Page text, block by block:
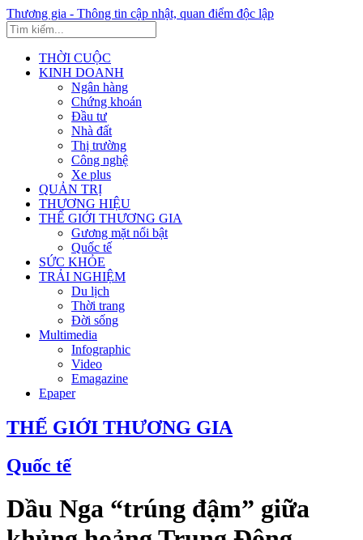
Thương gia - Thông tin cập nhật, quan điểm độc lập
THỜI CUỘC
KINH DOANH
Ngân hàng
Chứng khoán
Đầu tư
Nhà đất
Thị trường
Công nghệ
Xe plus
QUẢN TRỊ
THƯƠNG HIỆU
THẾ GIỚI THƯƠNG GIA
Gương mặt nổi bật
Quốc tế
SỨC KHỎE
TRẢI NGHIỆM
Du lịch
Thời trang
Đời sống
Multimedia
Infographic
Video
Emagazine
Epaper
THẾ GIỚI THƯƠNG GIA
Quốc tế
Dầu Nga “trúng đậm” giữa